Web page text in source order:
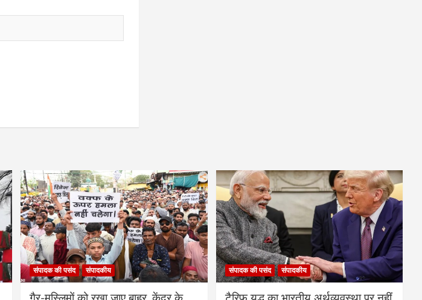
संपादक की पसंद संपादकीय संपादक की पसंद संपादकीय